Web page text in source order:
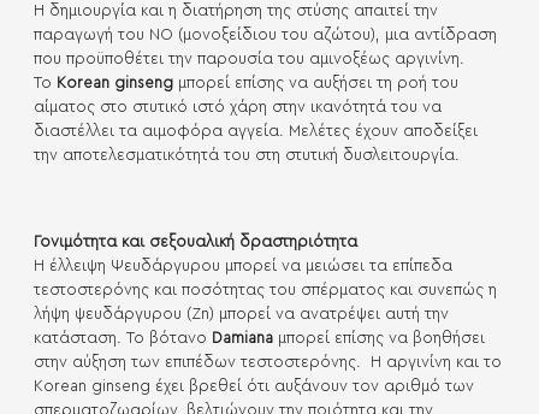
Η δημιουργία και η διατήρηση της στύσης απαιτεί την
παραγωγή του ΝΟ (μονοξείδιου του αζώτου), μια αντίδραση
που προϋποθέτει την παρουσία του αμινοξέως αργινίνη.
Το Korean ginseng μπορεί επίσης να αυξήσει τη ροή του
αίματος στο στυτικό ιστό χάρη στην ικανότητά του να
διαστέλλει τα αιμοφόρα αγγεία. Μελέτες έχουν αποδείξει
την αποτελεσματικότητά του στη στυτική δυσλειτουργία.
Γονιμότητα και σεξουαλική δραστηριότητα
Η έλλειψη Ψευδάργυρου μπορεί να μειώσει τα επίπεδα
τεστοστερόνης και ποσότητας του σπέρματος και συνεπώς η
λήψη ψευδάργυρου (Zn) μπορεί να ανατρέψει αυτή την
κατάσταση. Το βότανο Damiana μπορεί επίσης να βοηθήσει
στην αύξηση των επιπέδων τεστοστερόνης. Η αργινίνη και το
Korean ginseng έχει βρεθεί ότι αυξάνουν τον αριθμό των
σπερματοζωαρίων, βελτιώνουν την ποιότητα και την